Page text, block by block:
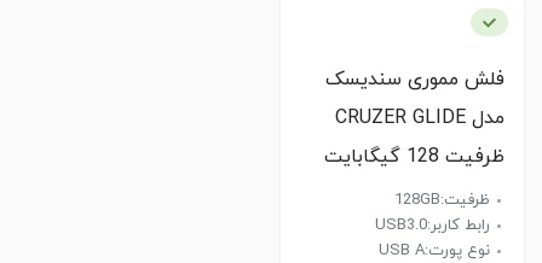
فلش مموری سندیسک
مدل CRUZER GLIDE
ظرفیت 128 گیگابایت
ظرفیت:128GB
رابط کاربر:USB3.0
نوع پورت:USB A